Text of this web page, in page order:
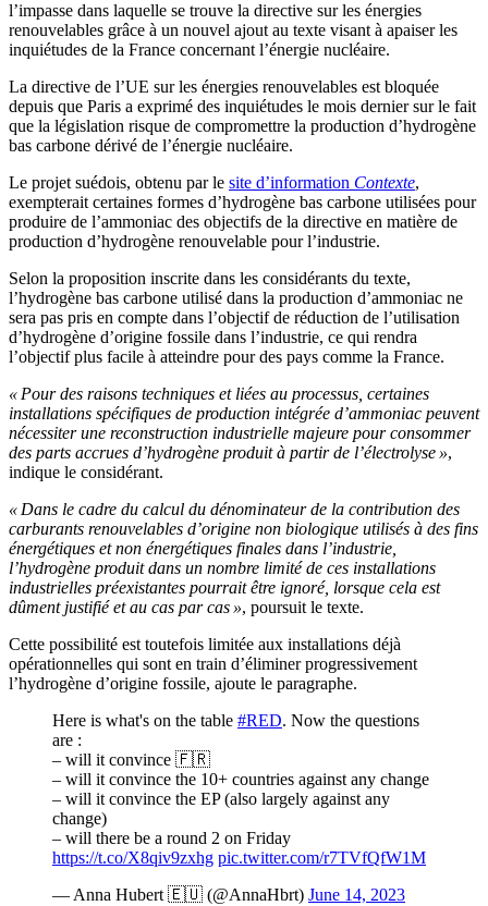
l’impasse dans laquelle se trouve la directive sur les énergies
renouvelables grâce à un nouvel ajout au texte visant à apaiser les
inquiétudes de la France concernant l’énergie nucléaire.
La directive de l’UE sur les énergies renouvelables est bloquée
depuis que Paris a exprimé des inquiétudes le mois dernier sur le fait
que la législation risque de compromettre la production d’hydrogène
bas carbone dérivé de l’énergie nucléaire.
Le projet suédois, obtenu par le site d’information Contexte,
exempterait certaines formes d’hydrogène bas carbone utilisées pour
produire de l’ammoniac des objectifs de la directive en matière de
production d’hydrogène renouvelable pour l’industrie.
Selon la proposition inscrite dans les considérants du texte,
l’hydrogène bas carbone utilisé dans la production d’ammoniac ne
sera pas pris en compte dans l’objectif de réduction de l’utilisation
d’hydrogène d’origine fossile dans l’industrie, ce qui rendra
l’objectif plus facile à atteindre pour des pays comme la France.
« Pour des raisons techniques et liées au processus, certaines
installations spécifiques de production intégrée d’ammoniac peuvent
nécessiter une reconstruction industrielle majeure pour consommer
des parts accrues d’hydrogène produit à partir de l’électrolyse »,
indique le considérant.
« Dans le cadre du calcul du dénominateur de la contribution des
carburants renouvelables d’origine non biologique utilisés à des fins
énergétiques et non énergétiques finales dans l’industrie,
l’hydrogène produit dans un nombre limité de ces installations
industrielles préexistantes pourrait être ignoré, lorsque cela est
dûment justifié et au cas par cas », poursuit le texte.
Cette possibilité est toutefois limitée aux installations déjà
opérationnelles qui sont en train d’éliminer progressivement
l’hydrogène d’origine fossile, ajoute le paragraphe.
Here is what's on the table #RED. Now the questions
are :
– will it convince 🇫🇷
– will it convince the 10+ countries against any change
– will it convince the EP (also largely against any
change)
– will there be a round 2 on Friday
https://t.co/X8qiv9zxhg pic.twitter.com/r7TVfQfW1M
— Anna Hubert 🇪🇺 (@AnnaHbrt) June 14, 2023